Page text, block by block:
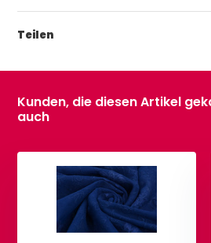
Teilen
Kunden, die diesen Artikel
auch